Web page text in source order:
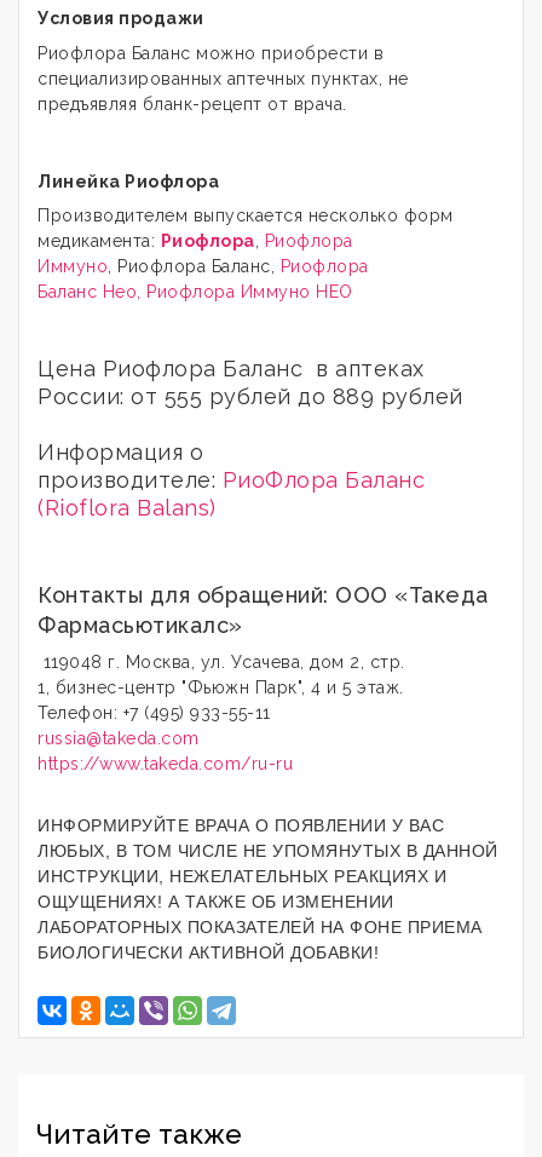
Условия продажи
Риофлора Баланс можно приобрести в
специализированных аптечных пунктах, не
предъявляя бланк-рецепт от врача.
Линейка Риофлора
Производителем выпускается несколько форм
медикамента: Риофлора
Риофлора
Иммуно , Риофлора Баланс,
Риофлора
Баланс Нео, Риофлора Иммуно НЕО
Цена Риофлора Баланс в аптеках
России: от 555 рублей до 889 рублей
Информация о
производителе: РиоФлора Баланс
(Rioflora Balans)
Контакты для обращений: ООО «Такеда
Фармасьютикалс»
119048 г. Москва, ул. Усачева, дом 2, стр.
1, бизнес-центр "Фьюжн Парк", 4 и 5 этаж.
Телефон: +7 (495) 933-55-11
russia@takeda.com
https://www.takeda.com/ru-ru
ИНФОРМИРУЙТЕ ВРАЧА О ПОЯВЛЕНИИ У ВАС
ЛЮБЫХ, В ТОМ ЧИСЛЕ НЕ УПОМЯНУТЫХ В ДАННОЙ
ИНСТРУКЦИИ, НЕЖЕЛАТЕЛЬНЫХ РЕАКЦИЯХ И
ОЩУЩЕНИЯХ! А ТАКЖЕ ОБ ИЗМЕНЕНИИ
ЛАБОРАТОРНЫХ ПОКАЗАТЕЛЕЙ НА ФОНЕ ПРИЕМА
БИОЛОГИЧЕСКИ АКТИВНОЙ ДОБАВКИ!
Читайте также